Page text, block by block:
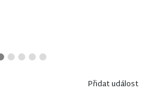
Přidat událost